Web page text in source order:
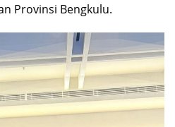
Provinsi Bengkulu.